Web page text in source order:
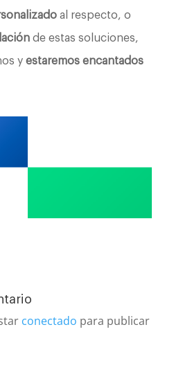
al respecto, o
de estas soluciones,
y estaremos encantados
conectado para publicar